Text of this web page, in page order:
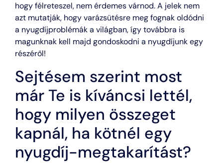
hogy félreteszel, nem érdemes várnod. A jelek nem
azt mutatják, hogy varázsütésre meg fognak oldódni
a nyugdíjproblémák a világban, így továbbra is
magunknak kell majd gondoskodni a nyugdíjunk egy
részéről!
Sejtésem szerint most
már Te is kíváncsi lettél,
hogy milyen összeget
kapnál, ha kötnél egy
nyugdíj-megtakarítást?